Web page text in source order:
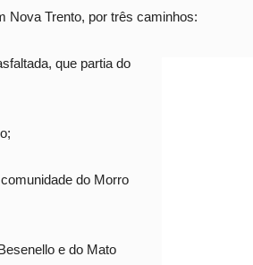
Nova Trento, por três caminhos:
que partia do
do Morro
e do Mato